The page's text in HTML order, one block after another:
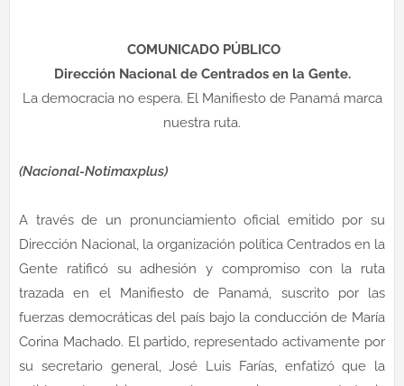
COMUNICADO PÚBLICO
Dirección Nacional de Centrados en la Gente.
​La democracia no espera. El Manifiesto de Panamá marca
nuestra ruta.
(Nacional-Notimaxplus)
A través de un pronunciamiento oficial emitido por su
Dirección Nacional, la organización política Centrados en la
Gente ratificó su adhesión y compromiso con la ruta
trazada en el Manifiesto de Panamá, suscrito por las
fuerzas democráticas del país bajo la conducción de María
Corina Machado. El partido, representado activamente por
su secretario general, José Luis Farías, enfatizó que la